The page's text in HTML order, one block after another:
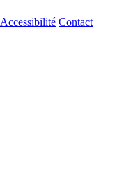
Accessibilité Contact